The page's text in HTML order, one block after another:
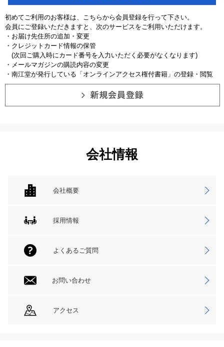
初めてご利用のお客様は、こちらから会員登録を行って下さい。
会員にご登録いただきますと、次のサービスをご利用いただけます。
・お届け先住所の追加・変更
・クレジットカード情報の保管
(次回ご購入時にカード番号を入力いただく必要がなくなります)
・メールマガジンの購読内容の変更
・南江堂が発行している「オンラインアクセス権付書籍」の登録・閲覧
会社情報
会社概要
採用情報
よくあるご質問
お問い合わせ
アクセス